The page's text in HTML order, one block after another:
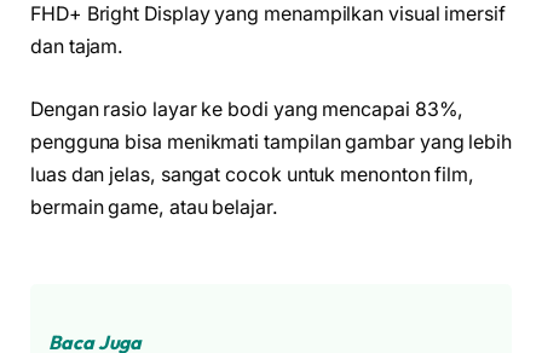
FHD+ Bright Display yang menampilkan visual imersif
dan tajam.
Dengan rasio layar ke bodi yang mencapai 83%,
pengguna bisa menikmati tampilan gambar yang lebih
luas dan jelas, sangat cocok untuk menonton film,
bermain game, atau belajar.
Baca Juga